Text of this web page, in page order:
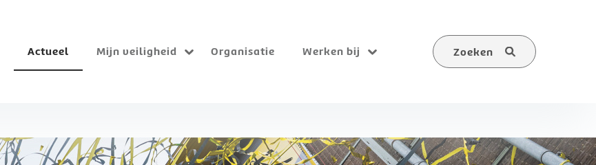
Actueel Mijn veiligheid
Submenu
Organisatie Werken bij
Submenu
Zoeken
Zoeken